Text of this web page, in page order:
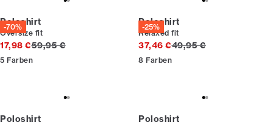
-70%
Poloshirt
Oversize fit
17,98 €Ursprünglicher Preis
59,95 €
5 Farben
-25%
Poloshirt
Relaxed fit
37,46 €Ursprünglicher Preis
49,95 €
8 Farben
Poloshirt Poloshirt